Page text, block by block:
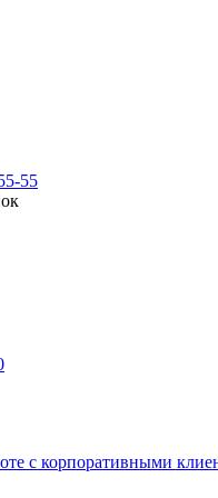
55
с корпоративными